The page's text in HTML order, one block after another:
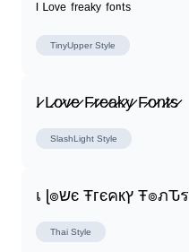
ᴵ ᴸᵒᵛᵉ ᶠʳᵉᵃᵏʸ ᶠᵒⁿᵗˢ
TinyUpper Style
I̷ L̷o̷v̷e̷ F̷r̷e̷a̷k̷y̷ F̷o̷n̷t̷s̷
SlashLight Style
เ ɭ๏שє Ŧгєคкץ Ŧ๏ภԎร
Thai Style